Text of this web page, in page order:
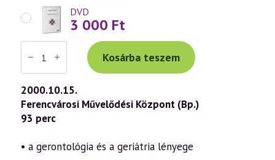
DVD
3 000 Ft
Váradi
Tibor
előadás
(165)
—
Öregedés:
betegség
vagy
természetes
(2000.10.15.)
mennyiség
Kosárba teszem
2000.10.15.
Ferencvárosi Művelődési Központ (Bp.)
93 perc
• a gerontológia és a geriátria lényege